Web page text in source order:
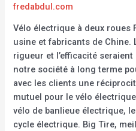
fredabdul.com
Vélo électrique à deux roues
usine et fabricants de Chine.
rigueur et l’efficacité
notre société à long terme
avec les clients une
mutuel pour le vélo
vélo de banlieue électrique,
cycle électrique. Big Tire,